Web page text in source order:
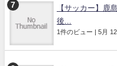
【サッカー】鹿
後...
1件のビュー | 5月